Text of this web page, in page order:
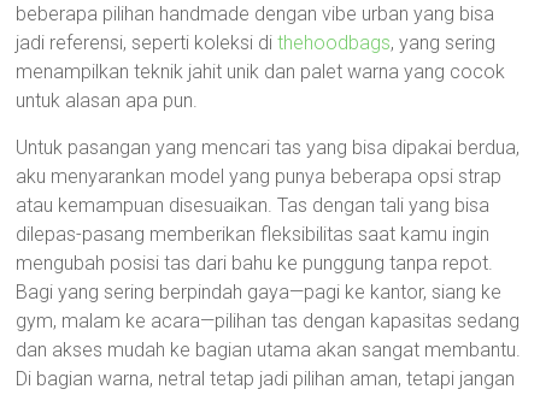
beberapa pilihan handmade dengan vibe urban yang bisa
jadi referensi, seperti koleksi dithehoodbags, yang sering
menampilkan teknik jahit unik dan palet warna yang cocok
untuk alasan apa pun.
Untuk pasangan yang mencari tas yang bisa dipakai berdua,
aku menyarankan model yang punya beberapa opsi strap
atau kemampuan disesuaikan. Tas dengan tali yang bisa
dilepas-pasang memberikan fleksibilitas saat kamu ingin
mengubah posisi tas dari bahu ke punggung tanpa repot.
Bagi yang sering berpindah gaya—pagi ke kantor, siang ke
gym, malam ke acara—pilihan tas dengan kapasitas sedang
dan akses mudah ke bagian utama akan sangat membantu.
Di bagian warna, netral tetap jadi pilihan aman, tetapi jangan